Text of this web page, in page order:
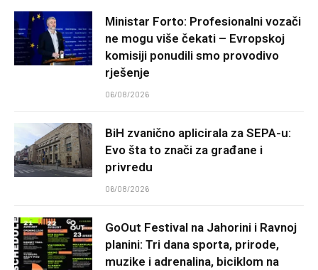
Ministar Forto: Profesionalni vozači
ne mogu više čekati – Evropskoj
komisiji ponudili smo provodivo
rješenje
06/08/2026
BiH zvanično aplicirala za SEPA-u:
Evo šta to znači za građane i
privredu
06/08/2026
GoOut Festival na Jahorini i Ravnoj
planini: Tri dana sporta, prirode,
muzike i adrenalina, biciklom na